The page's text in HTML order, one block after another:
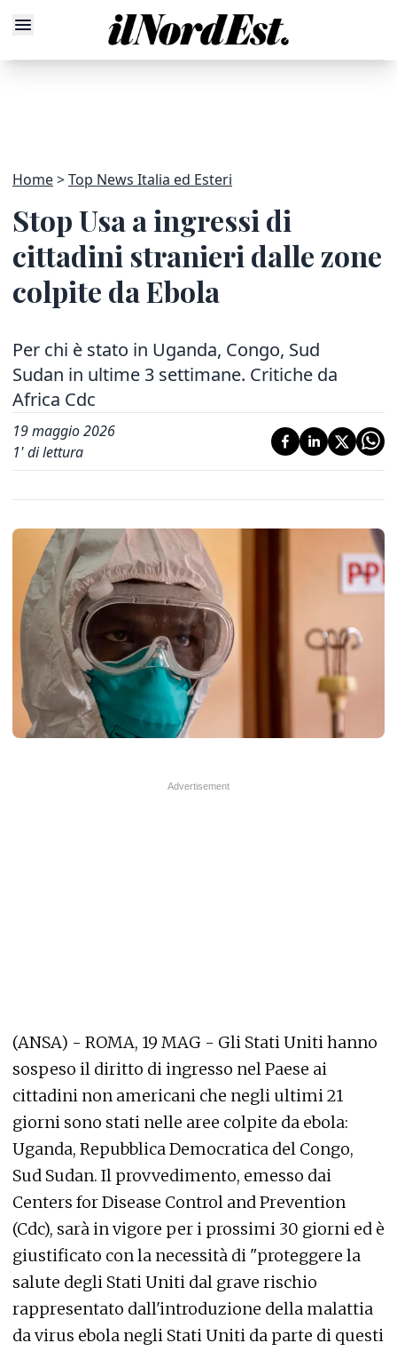
Home Top News Italia ed Esteri
Stop Usa a ingressi di
cittadini stranieri dalle zone
colpite da Ebola
Per chi è stato in Uganda, Congo, Sud
Sudan in ultime 3 settimane. Critiche da
Africa Cdc
19 maggio 2026
1' di lettura
(ANSA) - ROMA, 19 MAG - Gli Stati Uniti hanno
sospeso il diritto di ingresso nel Paese ai
cittadini non americani che negli ultimi 21
giorni sono stati nelle aree colpite da ebola:
Uganda, Repubblica Democratica del Congo,
Sud Sudan. Il provvedimento, emesso dai
Centers for Disease Control and Prevention
(Cdc), sarà in vigore per i prossimi 30 giorni ed è
giustificato con la necessità di "proteggere la
salute degli Stati Uniti dal grave rischio
rappresentato dall'introduzione della malattia
da virus ebola negli Stati Uniti da parte di questi